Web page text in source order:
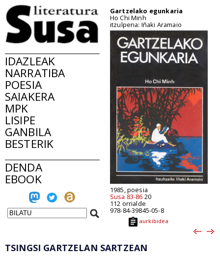
IDAZLEAK
NARRATIBA
POESIA
SAIAKERA
MPK
LISIPE
GANBILA
BESTERIK
DENDA
EBOOK
Gartzelako egunkaria
Ho Chi Minh
itzulpena: Iñaki Aramaio
1985, poesia
Susa 83-86 20
112 orrialde
978-84-39845-05-8
aurkibidea
TSINGSI GARTZELAN SARTZEAN